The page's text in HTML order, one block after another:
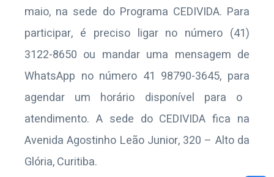
maio, na sede do Programa CEDIVIDA. Para
participar, é preciso ligar no número (41)
3122-8650 ou mandar uma mensagem de
WhatsApp no número 41 98790-3645, para
agendar um horário disponível para o
atendimento. A sede do CEDIVIDA fica na
Avenida Agostinho Leão Junior, 320 – Alto da
Glória, Curitiba.